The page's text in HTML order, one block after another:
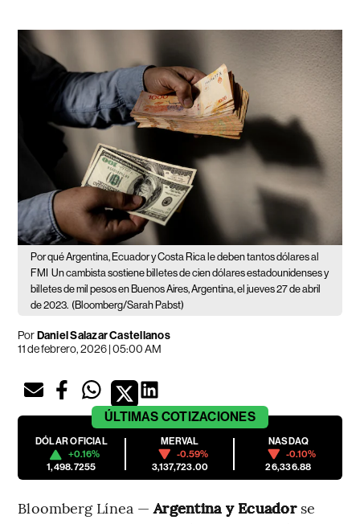
Por qué Argentina, Ecuador y Costa Rica le deben tantos dólares al
FMI
Un cambista sostiene billetes de cien dólares estadounidenses y
billetes de mil pesos en Buenos Aires, Argentina, el jueves 27 de abril
de 2023. (Bloomberg/Sarah Pabst)
PorDaniel Salazar Castellanos
11 de febrero, 2026 | 05:00 AM
ÚLTIMAS COTIZACIONES
DÓLAR OFICIAL
+0.16%
1,498.7255
MERVAL
-0.59%
3,137,723.00
NASDAQ
-0.10%
26,336.88
Bloomberg Línea —Argentina y Ecuador se